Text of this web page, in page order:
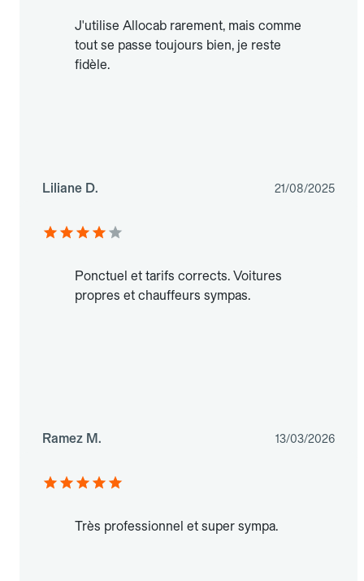
J'utilise Allocab rarement, mais comme
tout se passe toujours bien, je reste
fidèle.
Liliane D. 21/08/2025
Ponctuel et tarifs corrects. Voitures
propres et chauffeurs sympas.
Ramez M. 13/03/2026
Très professionnel et super sympa.